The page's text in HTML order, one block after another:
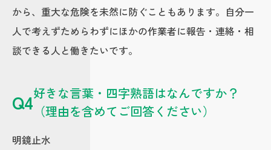
から、重大な危険を未然に防ぐこともあります。自分一
人で考えずためらわずにほかの作業者に報告・連絡・相
談できる人と働きたいです。
Q4好きな言葉・四字熟語はなんですか？
（理由を含めてご回答ください）
明鏡止水